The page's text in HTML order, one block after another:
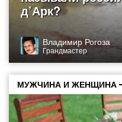
д’Арк?
Владимир Рогоза
Грандмастер
МУЖЧИНА И ЖЕНЩИНА